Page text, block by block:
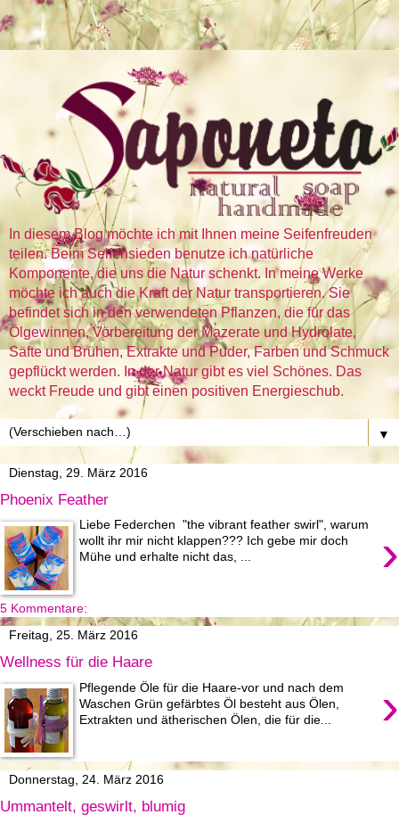
In diesem Blog möchte ich mit Ihnen meine Seifenfreuden
teilen. Beim Seifensieden benutze ich natürliche
Komponente, die uns die Natur schenkt. In meine Werke
möchte ich auch die Kraft der Natur transportieren. Sie
befindet sich in den verwendeten Pflanzen, die für das
Ölgewinnen, Vorbereitung der Mazerate und Hydrolate,
Säfte und Brühen, Extrakte und Puder, Farben und Schmuck
gepflückt werden. In der Natur gibt es viel Schönes. Das
weckt Freude und gibt einen positiven Energieschub.
▼
Dienstag, 29. März 2016
Phoenix Feather
›
Liebe Federchen "the vibrant feather swirl", warum
wollt ihr mir nicht klappen??? Ich gebe mir doch
Mühe und erhalte nicht das, ...
5 Kommentare:
Freitag, 25. März 2016
Wellness für die Haare
›
Pflegende Öle für die Haare-vor und nach dem
Waschen Grün gefärbtes Öl besteht aus Ölen,
Extrakten und ätherischen Ölen, die für die...
Donnerstag, 24. März 2016
Ummantelt, geswirlt, blumig